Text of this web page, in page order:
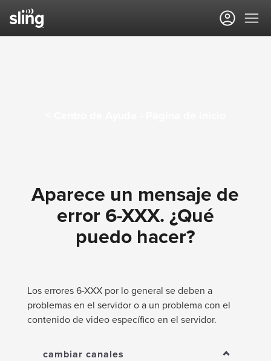
Aparece un mensaje de
error 6-XXX. ¿Qué
puedo hacer?
Los errores 6-XXX por lo general se deben a
problemas en el servidor o a un problema con el
contenido de video específico en el servidor.
cambiar canales